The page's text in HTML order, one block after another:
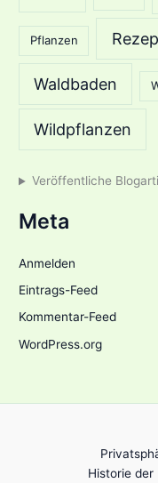
Pflanzen
Waldbaden
Wildpflanzen
Veröffentliche
Meta
Anmelden
Eintrags-Feed
Kommentar-Feed
WordPress.org
Historie der